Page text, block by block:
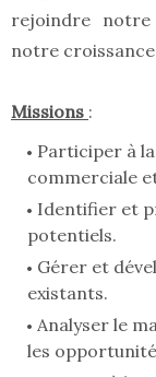
rejoindre
notre
Missions :
Participer à
commerciale
Identifier et
potentiels.
Gérer et
existants.
Analyser le
les